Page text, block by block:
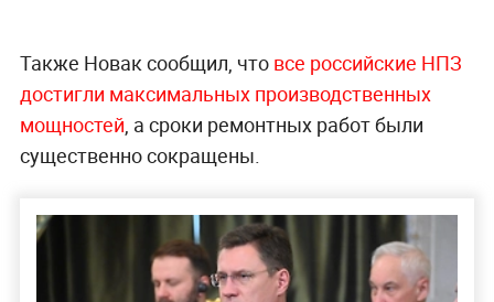
Также Новак сообщил, что все российские НПЗ
достигли максимальных производственных
мощностей, а сроки ремонтных работ были
существенно сокращены.